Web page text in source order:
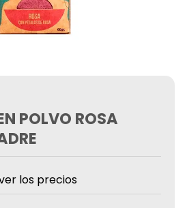
POLVO ROSA
los precios